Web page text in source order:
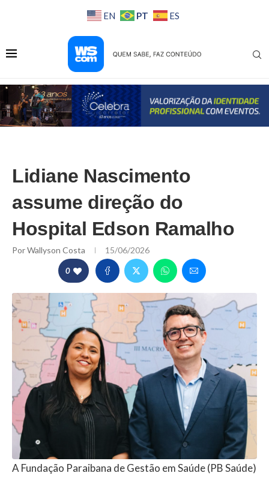
EN PT ES
Lidiane Nascimento
assume direção do
Hospital Edson Ramalho
PorWallyson Costa 15/06/2026
0
A Fundação Paraibana de Gestão em Saúde (PB Saúde)